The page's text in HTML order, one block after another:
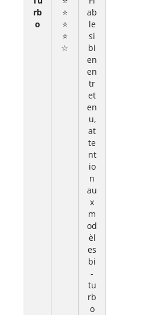
rb
o
⭐
⭐
⭐
☆
ab
le
si
bi
en
en
tr
et
en
u,
at
te
nt
io
n
au
x
m
od
èl
es
bi
-
tu
rb
o